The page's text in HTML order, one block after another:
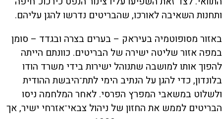
ותחנות השאיבה לאורכו, שהבריטים נדרשו להגן עליהם.
באזור מסופוטמיה בעיראק – בערים בצרה ובגדד – סומן
במפה אזור שליטה ישירה של הבריטים. כוונתם הייתה
להפוך אותו למושבה שתנוהל ישירות בידי משרד הודו
בלונדון, כדי להגן על הנתיב הימי לתת־היבשת ההודית
ולשלוט במשאבי המפרץ הפרסי. לאחר המלחמה ניסו
הבריטים לממש את החזון של ניהול צבאי־אזרחי ישיר, אך